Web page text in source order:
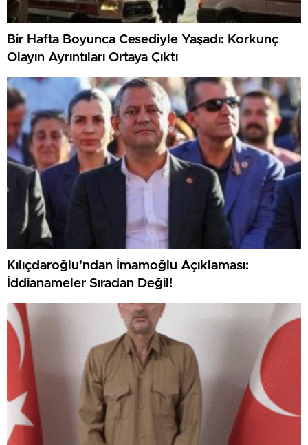
Bir Hafta Boyunca Cesediyle Yaşadı: Korkunç
Olayın Ayrıntıları Ortaya Çıktı
Kılıçdaroğlu’ndan İmamoğlu Açıklaması:
İddianameler Sıradan Değil!